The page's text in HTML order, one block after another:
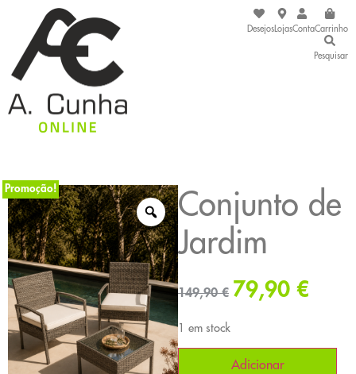
DesejosLojasContaCarrinho
Pesquisar
Promoção!
Conjunto de
Jardim
149,90€ 79,90 €
1 em stock
Adicionar